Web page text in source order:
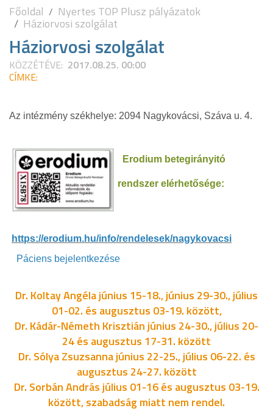
Főoldal Nyertes TOP Plusz pályázatok
Háziorvosi szolgálat
Háziorvosi szolgálat
KÖZZÉTÉVE: 2017.08.25. 00:00
CÍMKE:
Az intézmény székhelye: 2094 Nagykovácsi, Száva u. 4.
Erodium betegirányitó
rendszer elérhetősége:
https://erodium.hu/info/rendelesek/nagykovacsi
Páciens bejelentkezése
Dr. Koltay Angéla június 15-18., június 29-30., július
01-02. és augusztus 03-19. között,
Dr. Kádár-Németh Krisztián június 24-30., július 20-
24 és augusztus 17-31. között
Dr. Sólya Zsuzsanna június 22-25., július 06-22. és
augusztus 24-27. között
Dr. Sorbán András július 01-16 és augusztus 03-19.
között, szabadság miatt nem rendel.